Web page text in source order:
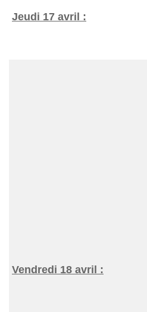
Jeudi 17 avril :
Vendredi 18 avril :